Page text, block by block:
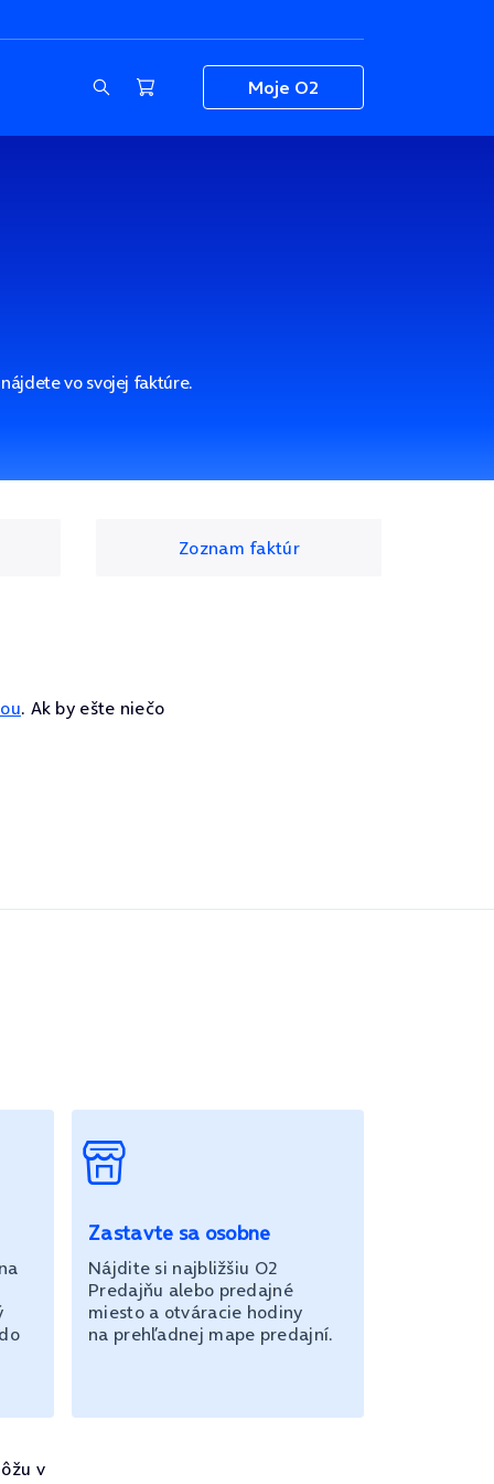
Moje O2
vo svojej faktúre.
Zoznam faktúr
. Ak by ešte niečo
Zastavte sa osobne
Nájdite si najbližšiu O2
Predajňu alebo predajné
miesto a otváracie hodiny
na prehľadnej mape predajní.
v